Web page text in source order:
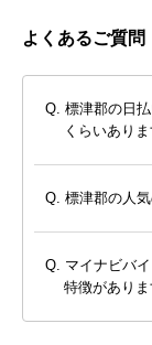
よくあるご質問
標津郡の日
くらいありま
標津郡の人
マイナビバ
特徴がありま